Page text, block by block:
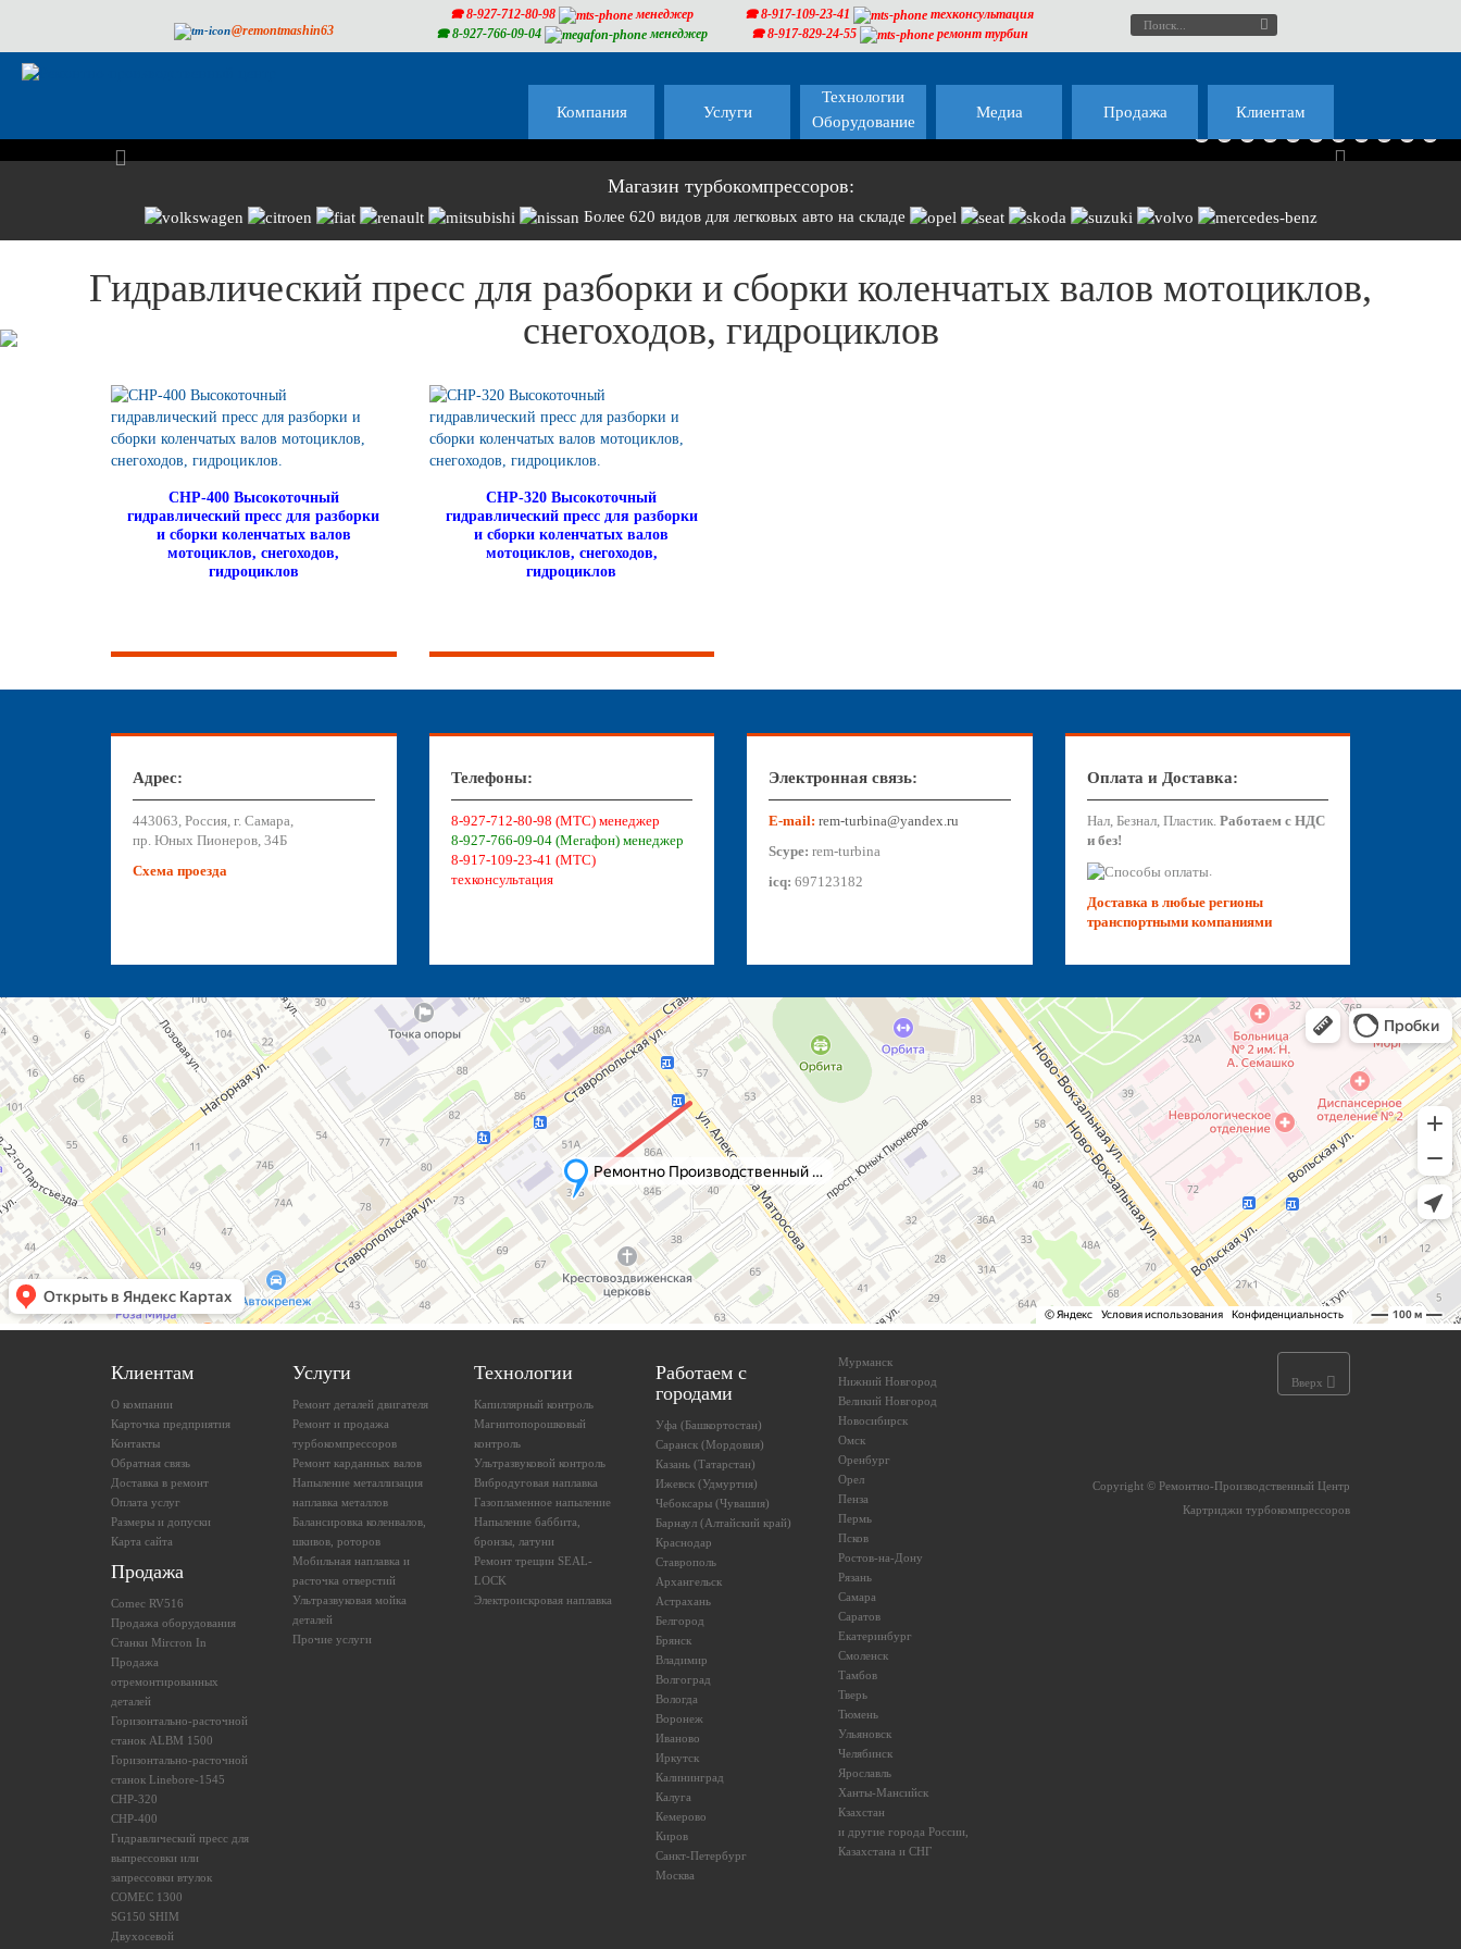
@remontmashin63
🕿 8-927-712-80-98
менеджер
🕿 8-927-766-09-04
менеджер
🕿 8-917-109-23-41
техконсультация
🕿 8-917-829-24-55
ремонт турбин
Компания Услуги
Технологии
Оборудование
Медиа Продажа Клиентам
Previous Next
Магазин турбокомпрессоров:
Более 620 видов для легковых авто на складе
Гидравлический пресс для разборки и сборки коленчатых валов мотоциклов,
снегоходов, гидроциклов
CHP-400 Высокоточный
гидравлический пресс для разборки
и сборки коленчатых валов
мотоциклов, снегоходов,
гидроциклов
CHP-320 Высокоточный
гидравлический пресс для разборки
и сборки коленчатых валов
мотоциклов, снегоходов,
гидроциклов
Адрес:
443063, Россия, г. Самара,
пр. Юных Пионеров, 34Б
Схема проезда
Телефоны:
8-927-712-80-98 (МТС) менеджер
8-927-766-09-04 (Мегафон) менеджер
8-917-109-23-41 (МТС)
техконсультация
Электронная связь:
E-mail: rem-turbina@yandex.ru
Scype: rem-turbina
icq: 697123182
Оплата и Доставка:
Нал, Безнал, Пластик. Работаем с НДС
и без!
Доставка в любые регионы
транспортными компаниями
Клиентам
О компании
Карточка предприятия
Контакты
Обратная связь
Доставка в ремонт
Оплата услуг
Размеры и допуски
Карта сайта
Продажа
Comec RV516
Продажа оборудования
Станки Mircron In
Продажа
отремонтированных
деталей
Горизонтально-расточной
станок ALBM 1500
Горизонтально-расточной
станок Linebore-1545
CHP-320
CHP-400
Гидравлический пресс для
выпрессовки или
запрессовки втулок
COMEC 1300
SG150 SHIM
Двухосевой
Услуги
Ремонт деталей двигателя
Ремонт и продажа
турбокомпрессоров
Ремонт карданных валов
Напыление металлизация
наплавка металлов
Балансировка коленвалов,
шкивов, роторов
Мобильная наплавка и
расточка отверстий
Ультразвуковая мойка
деталей
Прочие услуги
Технологии
Капиллярный контроль
Магнитопорошковый
контроль
Ультразвуковой контроль
Вибродуговая наплавка
Газопламенное напыление
Напыление баббита,
бронзы, латуни
Ремонт трещин SEAL-
LOCK
Электроискровая наплавка
Работаем с
городами
Уфа (Башкортостан)
Саранск (Мордовия)
Казань (Татарстан)
Ижевск (Удмуртия)
Чебоксары (Чувашия)
Барнаул (Алтайский край)
Краснодар
Ставрополь
Архангельск
Астрахань
Белгород
Брянск
Владимир
Волгоград
Вологда
Воронеж
Иваново
Иркутск
Калининград
Калуга
Кемерово
Киров
Санкт-Петербург
Москва
Мурманск
Нижний Новгород
Великий Новгород
Новосибирск
Омск
Оренбург
Орел
Пенза
Пермь
Псков
Ростов-на-Дону
Рязань
Самара
Саратов
Екатеринбург
Смоленск
Тамбов
Тверь
Тюмень
Ульяновск
Челябинск
Ярославль
Ханты-Мансийск
Кзахстан
и другие города России,
Казахстана и СНГ
Вверх
Copyright © Ремонтно-Производственный Центр
Картриджи турбокомпрессоров